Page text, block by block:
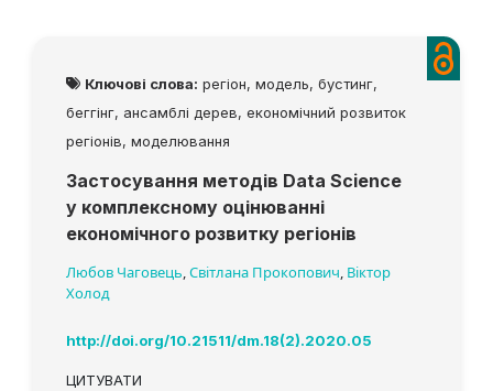
Ключові слова: регіон, модель, бустинг,
беггінг, ансамблі дерев, економічний розвиток
регіонів, моделювання
Застосування методів Data Science
у комплексному оцінюванні
економічного розвитку регіонів
Любов Чаговець,Світлана Прокопович, Віктор
Холод
http://doi.org/10.21511/dm.18(2).2020.05
ЦИТУВАТИ